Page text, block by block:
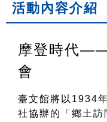
活動內容介紹
摩登時代
會
臺文館將以1934
社協辦的「鄉土